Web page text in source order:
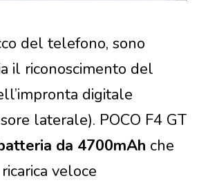
del telefono, sono
il riconoscimento del
digitale
laterale). POCO F4 GT
da 4700mAh che
veloce